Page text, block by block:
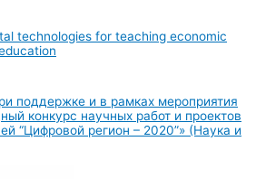
technologies for teaching economic
поддержке и в рамках мероприятия
конкурс научных работ и проектов
“Цифровой регион – 2020”» (Наука и